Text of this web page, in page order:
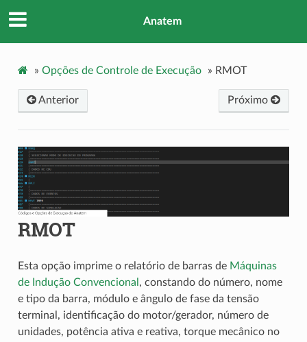
Anatem
» Opções de Controle de Execução » RMOT
Próximo
Anterior
RMOT
Esta opção imprime o relatório de barras de Máquinas
de Indução Convencional , constando do número, nome
e tipo da barra, módulo e ângulo de fase da tensão
terminal, identificação do motor/gerador, número de
unidades, potência ativa e reativa, torque mecânico no